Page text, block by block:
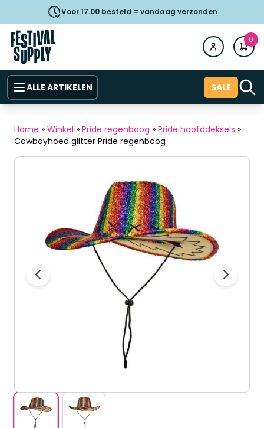
Voor 17.00 besteld = vandaag verzonden
0
ALLE ARTIKELEN SALE
Home » Winkel » Pride regenboog » Pride hoofddeksels »
Cowboyhoed glitter Pride regenboog